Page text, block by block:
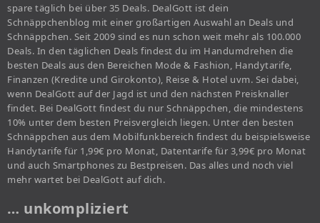
spare täglich bei über 35 Deals. DealGott ist dein
Schnäppchenblog mit einer großartigen Auswahl an Deals und
Schnäppchen. Seit 2009 sind es nun schon weit mehr als 100.000
Deals. In den täglichen Deals findest du im Handumdrehen die
besten Deals aus den Bereichen Mode & Fashion, Handytarife,
Finanzen (Kredite und Girokonto), Reise & Hotel uvm. Sei dabei,
wenn DealGott auf der Jagd ist und den nächsten Preisknaller
findet. Bei DealGott findest du nur Schnäppchen, die mindestens
10% unter dem besten Preisvergleich liegen. Unter den besten
Schnäppchen aus dem Mobilfunkbereich findest du beispielsweise
Handytarife für 1,99€ pro Monat, Datentarife für 3,99€ pro Monat
und auch Smartphones zu Bestpreisen. Das alles und noch viel
mehr wartet bei DealGott auf dich.
… unkompliziert